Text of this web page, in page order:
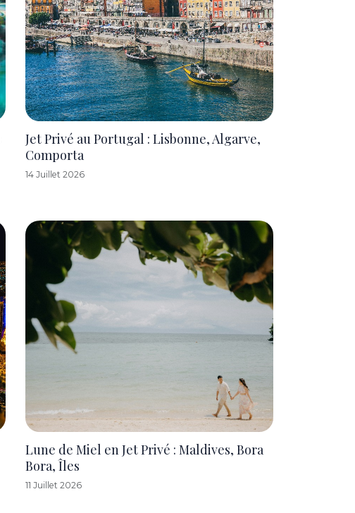
Jet Privé au Portugal : Lisbonne, Algarve,
Comporta
14 Juillet 2026
Lune de Miel en Jet Privé : Maldives, Bora
Bora, Îles
11 Juillet 2026